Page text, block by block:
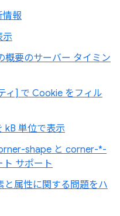
情報
示
概要のサーバー タイミン
ィ] で Cookie をフィル
kB 単位で表示
shape と corner-*-
サポート
属性に関する問題をハ